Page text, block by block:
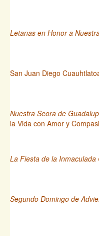
Letanas en Honor a
San Juan Diego
Nuestra Seora de
la Vida con Amor y
La Fiesta de la
Segundo Domingo de